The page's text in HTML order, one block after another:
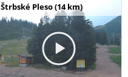
Štrbské Pleso (14 km)